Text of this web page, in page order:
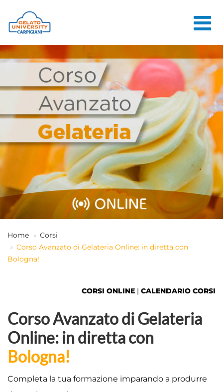
HOME
LA SCUOLA
CORSI ONLINE
CORSI
CONSULENZE
JOB CENTER
CONTATTI
ACCEDI
IT
Home
Corsi
Corso Avanzato di Gelateria Online: in diretta con
Bologna!
CORSI ONLINE | CALENDARIO CORSI
Corso Avanzato di Gelateria
Online: in diretta con
Bologna!
Completa la tua formazione imparando a produrre